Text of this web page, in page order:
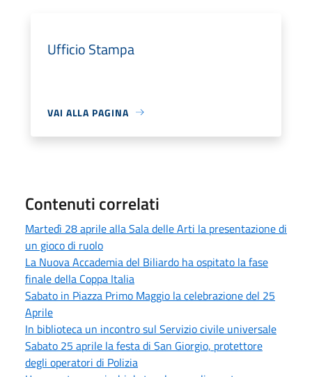
Ufficio Stampa
VAI ALLA PAGINA
Contenuti correlati
Martedì 28 aprile alla Sala delle Arti la presentazione di
un gioco di ruolo
La Nuova Accademia del Biliardo ha ospitato la fase
finale della Coppa Italia
Sabato in Piazza Primo Maggio la celebrazione del 25
Aprile
In biblioteca un incontro sul Servizio civile universale
Sabato 25 aprile la festa di San Giorgio, protettore
degli operatori di Polizia